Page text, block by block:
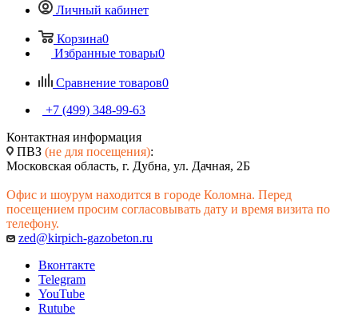
Личный кабинет
Корзина0
Избранные товары0
Сравнение товаров0
+7 (499) 348-99-63
Контактная информация
ПВЗ (не для посещения):
Московская область, г. Дубна, ул. Дачная, 2Б
Офис и шоурум находится в городе Коломна. Перед
посещением просим согласовывать дату и время визита по
телефону.
zed@kirpich-gazobeton.ru
Вконтакте
Telegram
YouTube
Rutube